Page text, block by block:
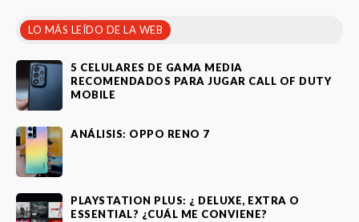
LO MÁS LEÍDO DE LA WEB
5 CELULARES DE GAMA MEDIA
RECOMENDADOS PARA JUGAR CALL OF DUTY
MOBILE
ANÁLISIS: OPPO RENO 7
PLAYSTATION PLUS: ¿ DELUXE, EXTRA O
ESSENTIAL? ¿CUÁL ME CONVIENE?